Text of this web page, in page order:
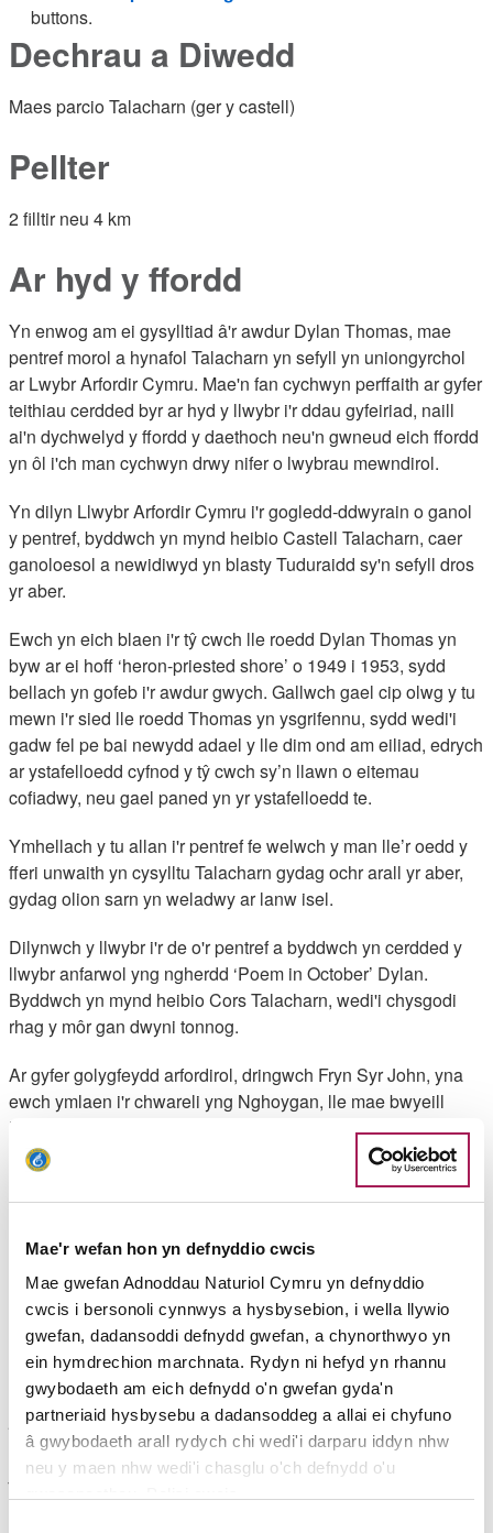
Mae'r wefan hon yn defnyddio cwcis
Mae gwefan Adnoddau Naturiol Cymru yn defnyddio
cwcis i bersonoli cynnwys a hysbysebion, i wella llywio
gwefan, dadansoddi defnydd gwefan, a chynorthwyo yn
ein hymdrechion marchnata. Rydyn ni hefyd yn rhannu
gwybodaeth am eich defnydd o'n gwefan gyda'n
partneriaid hysbysebu a dadansoddeg a allai ei chyfuno
â gwybodaeth arall rydych chi wedi'i darparu iddyn nhw
neu y maen nhw wedi'i chasglu o'ch defnydd o'u
buttons.
Dechrau a Diwedd
Maes parcio Talacharn (ger y castell)
Pellter
2 filltir neu 4 km
Ar hyd y ffordd
Yn enwog am ei gysylltiad â'r awdur Dylan Thomas, mae
pentref morol a hynafol Talacharn yn sefyll yn uniongyrchol
ar Lwybr Arfordir Cymru. Mae'n fan cychwyn perffaith ar gyfer
teithiau cerdded byr ar hyd y llwybr i'r ddau gyfeiriad, naill
ai'n dychwelyd y ffordd y daethoch neu'n gwneud eich ffordd
yn ôl i'ch man cychwyn drwy nifer o lwybrau mewndirol.
Yn dilyn Llwybr Arfordir Cymru i'r gogledd-ddwyrain o ganol
y pentref, byddwch yn mynd heibio Castell Talacharn, caer
ganoloesol a newidiwyd yn blasty Tuduraidd sy'n sefyll dros
yr aber.
Ewch yn eich blaen i'r tŷ cwch lle roedd Dylan Thomas yn
byw ar ei hoff ‘heron-priested shore’ o 1949 i 1953, sydd
bellach yn gofeb i'r awdur gwych. Gallwch gael cip olwg y tu
mewn i'r sied lle roedd Thomas yn ysgrifennu, sydd wedi'i
gadw fel pe bai newydd adael y lle dim ond am eiliad, edrych
ar ystafelloedd cyfnod y tŷ cwch sy’n llawn o eitemau
cofiadwy, neu gael paned yn yr ystafelloedd te.
Ymhellach y tu allan i'r pentref fe welwch y man lle’r oedd y
fferi unwaith yn cysylltu Talacharn gydag ochr arall yr aber,
gydag olion sarn yn weladwy ar lanw isel.
Dilynwch y llwybr i'r de o'r pentref a byddwch yn cerdded y
llwybr anfarwol yng ngherdd ‘Poem in October’ Dylan.
Byddwch yn mynd heibio Cors Talacharn, wedi'i chysgodi
rhag y môr gan dwyni tonnog.
Ar gyfer golygfeydd arfordirol, dringwch Fryn Syr John, yna
ewch ymlaen i'r chwareli yng Nghoygan, lle mae bwyeill
Neanderthalaidd sy'n dyddio'n ôl mwy na 30,000 o
flynyddoedd wedi cael eu darganfod, ynghyd ag esgyrn
hyena a rhinoseros gwlanog hynafol.
Uchafbwyntiau'r daith
Uchafbwyntiau Swyddog Llwybr Arfordir Cymru, Nigel
Nicholas
"Mae yna rywbeth arbennig am fynd am dro o gwmpas
Talacharn, mae ganddo gyfoeth o draddodiadau lliwgar gan
gynnwys taith gerdded Comin Talacharn. Dychmygwch
Dylan Thomas yn cerdded ar hyd y morlin yn chwilo am
ysbrydoliaeth!"